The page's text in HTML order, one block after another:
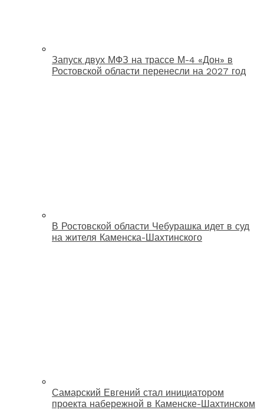
Запуск двух МФЗ на трассе М-4 «Дон» в
Ростовской области перенесли на 2027 год
В Ростовской области Чебурашка идет в суд
на жителя Каменска-Шахтинского
Самарский Евгений стал инициатором
проекта набережной в Каменске-Шахтинском